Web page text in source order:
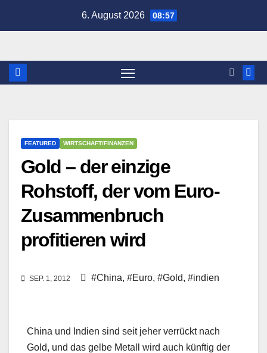
6. August 2026 08:57
FEATURED WIRTSCHAFT/FINANZEN
Gold – der einzige
Rohstoff, der vom Euro-
Zusammenbruch
profitieren wird
SEP. 1, 2012 #China, #Euro, #Gold, #indien
China und Indien sind seit jeher verrückt nach
Gold, und das gelbe Metall wird auch künftig der